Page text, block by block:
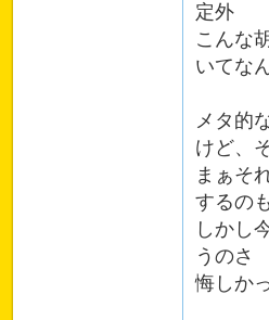
定外
こんな
いてな
メタ的
けど、
まぁそ
するの
しかし
うのさ
悔しか